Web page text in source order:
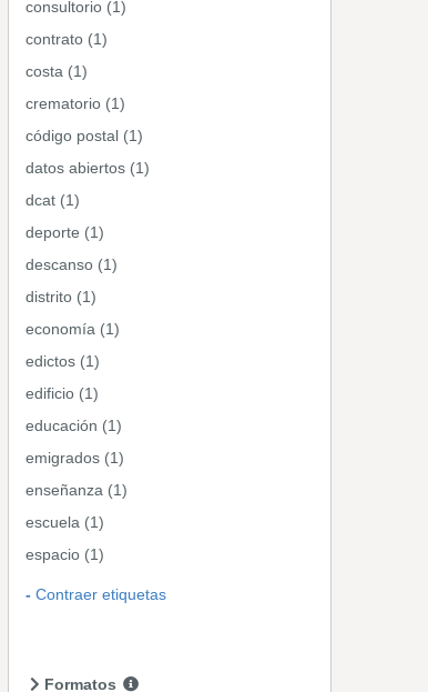
consultorio (1)
contrato (1)
costa (1)
crematorio (1)
código postal (1)
datos abiertos (1)
dcat (1)
deporte (1)
descanso (1)
distrito (1)
economía (1)
edictos (1)
edificio (1)
educación (1)
emigrados (1)
enseñanza (1)
escuela (1)
espacio (1)
Contraer etiquetas
Formatos